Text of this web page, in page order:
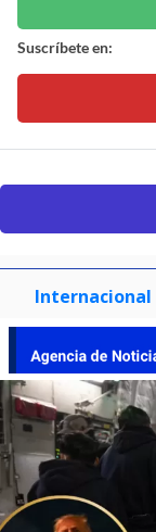
Suscríbete en:
Internacional